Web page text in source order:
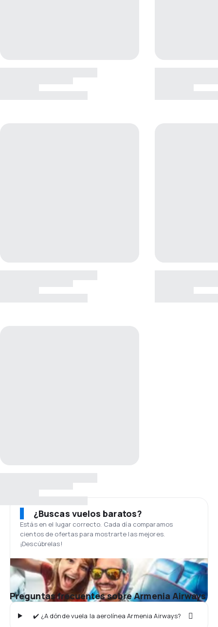
¿Buscas vuelos baratos?
Estás en el lugar correcto. Cada día comparamos
cientos de ofertas para mostrarte las mejores.
¡Descúbrelas!
Preguntas frecuentes sobre Armenia Airways
✔️ ¿A dónde vuela la aerolínea Armenia Airways?